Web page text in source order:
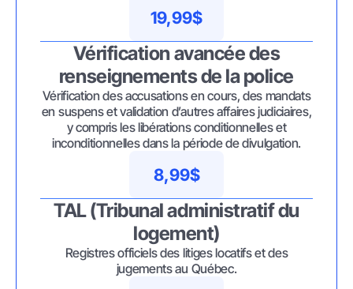
19,99$
Vérification avancée des
renseignements de la police
Vérification des accusations en cours, des mandats
en suspens et validation d’autres affaires judiciaires,
y compris les libérations conditionnelles et
inconditionnelles dans la période de divulgation.
8,99$
TAL (Tribunal administratif du
logement)
Registres officiels des litiges locatifs et des
jugements au Québec.